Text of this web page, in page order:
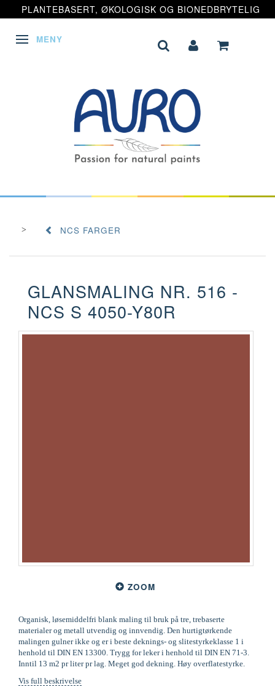
PLANTEBASERT, ØKOLOGISK OG BIONEDBRYTELIG
VEKSLE NAVIGASJON
MENY
NCS FARGER
GLANSMALING NR. 516 -
NCS S 4050-Y80R
ZOOM
Organisk, løsemiddelfri blank maling til bruk på tre, trebaserte
materialer og metall utvendig og innvendig. Den hurtigtørkende
malingen gulner ikke og er i beste deknings- og slitestyrkeklasse 1 i
henhold til DIN EN 13300. Trygg for leker i henhold til DIN EN 71-3.
Inntil 13 m2 pr liter pr lag. Meget god dekning. Høy overflatestyrke.
Vis full beskrivelse